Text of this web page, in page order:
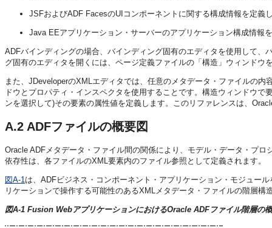
JSFおよびADF FacesのUIコンポーネントに関する構成情報を定義
Java EEアプリケーション・サーバーのアプリケーション構成情報
ADFバインディングの場合、バインディング固有のエディタを使用して
グ固有のエディタを開くには、ページ定義ファイルの「構造」ウィンドウ
また、JDeveloperのXMLエディタでは、任意のメタデータ・ファイルの
ドウとプロパティ・インスペクタを使用することです。構造ウィンドウ
ンを選択して)その要素の属性値を定義します。このリファレンスは、
A.2 ADFファイルの概要図
Oracle ADFメタデータ・ファイル間の関係により、モデル・データ・プ
依存性は、各ファイルのXML要素内のファイル参照として定義されます。
図A-1は、ADFビジネス・コンポーネント・アプリケーション・モジュー
リケーションで操作する可能性のあるXMLメタデータ・ファイルの階層構
図A-1 Fusion WebアプリケーションにおけるOracle ADFファイル階層の